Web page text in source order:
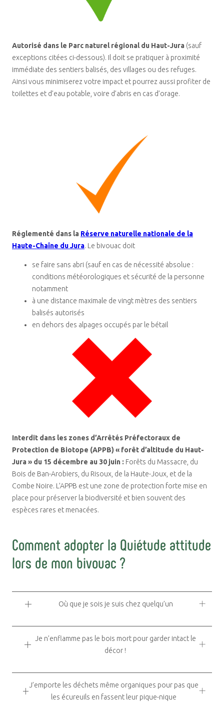
Autorisé dans le Parc naturel régional du Haut-Jura (sauf
exceptions citées ci-dessous). Il doit se pratiquer à proximité
immédiate des sentiers balisés, des villages ou des refuges.
Ainsi vous minimiserez votre impact et pourrez aussi profiter de
toilettes et d’eau potable, voire d’abris en cas d’orage.
Réglementé dans la Réserve naturelle nationale de la
Haute-Chaîne du Jura. Le bivouac doit
se faire sans abri (sauf en cas de nécessité absolue :
conditions météorologiques et sécurité de la personne
notamment
à une distance maximale de vingt mètres des sentiers
balisés autorisés
en dehors des alpages occupés par le bétail
Interdit dans les zones d’Arrêtés Préfectoraux de
Protection de Biotope (APPB) « forêt d’altitude du Haut-
Jura » du 15 décembre au 30 juin : Forêts du Massacre, du
Bois de Ban-Arobiers, du Risoux, de la Haute-Joux, et de la
Combe Noire. L’APPB est une zone de protection forte mise en
place pour préserver la biodiversité et bien souvent des
espèces rares et menacées.
Comment adopter la Quiétude attitude
lors de mon bivouac ?
Où que je sois je suis chez quelqu’un
Je n’enflamme pas le bois mort pour garder intact le
décor !
J’emporte les déchets même organiques pour pas que
les écureuils en fassent leur pique-nique